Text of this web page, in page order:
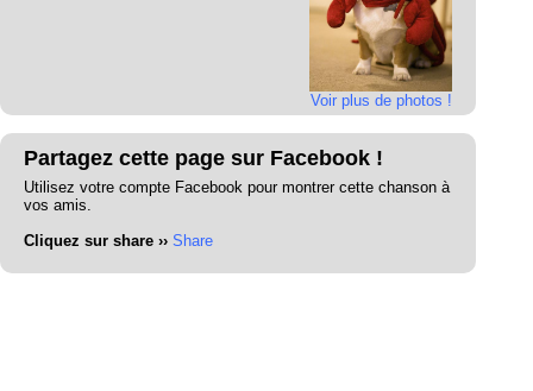
Voir plus de photos !
Partagez cette page sur Facebook !
Utilisez votre compte Facebook pour montrer cette chanson à
vos amis.
Cliquez sur share ›› Share